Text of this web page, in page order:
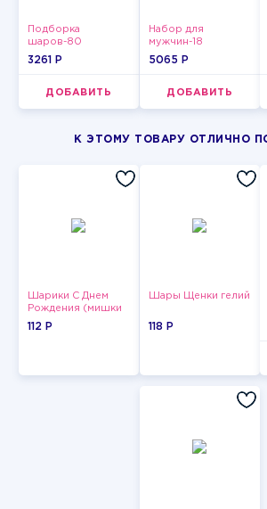
Подборка
шаров-80
3261 P
ДОБАВИТЬ
Набор для
мужчин-18
5065 P
ДОБАВИТЬ
К ЭТОМУ ТОВАРУ ОТЛИЧНО
Шарики С Днем
Рождения (мишки
и тортики)
112 P
Шары Щенки гелий
118 P